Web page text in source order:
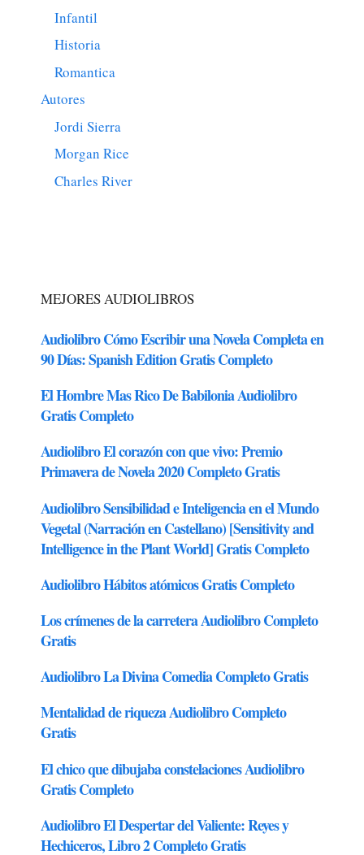
Infantil
Historia
Romantica
Autores
Jordi Sierra
Morgan Rice
Charles River
MEJORES AUDIOLIBROS